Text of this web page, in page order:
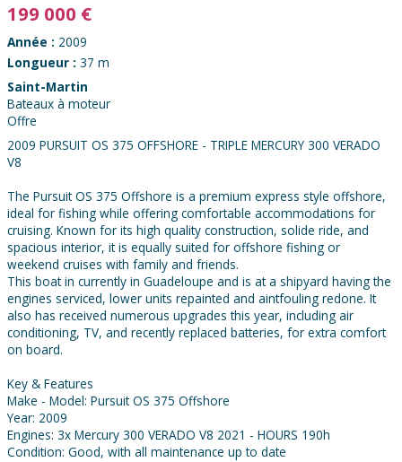
199 000 €
Année : 2009
Longueur : 37 m
Saint-Martin
Bateaux à moteur
Offre
2009 PURSUIT OS 375 OFFSHORE - TRIPLE MERCURY 300 VERADO
V8
The Pursuit OS 375 Offshore is a premium express style offshore,
ideal for fishing while offering comfortable accommodations for
cruising. Known for its high quality construction, solide ride, and
spacious interior, it is equally suited for offshore fishing or
weekend cruises with family and friends.
This boat in currently in Guadeloupe and is at a shipyard having the
engines serviced, lower units repainted and aintfouling redone. It
also has received numerous upgrades this year, including air
conditioning, TV, and recently replaced batteries, for extra comfort
on board.
Key & Features
Make - Model: Pursuit OS 375 Offshore
Year: 2009
Engines: 3x Mercury 300 VERADO V8 2021 - HOURS 190h
Condition: Good, with all maintenance up to date